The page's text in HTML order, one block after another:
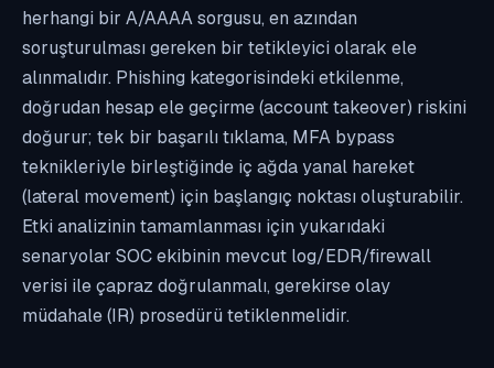
herhangi bir A/AAAA sorgusu, en azından
soruşturulması gereken bir tetikleyici olarak ele
alınmalıdır. Phishing kategorisindeki etkilenme,
doğrudan hesap ele geçirme (account takeover) riskini
doğurur; tek bir başarılı tıklama, MFA bypass
teknikleriyle birleştiğinde iç ağda yanal hareket
(lateral movement) için başlangıç noktası oluşturabilir.
Etki analizinin tamamlanması için yukarıdaki
senaryolar SOC ekibinin mevcut log/EDR/firewall
verisi ile çapraz doğrulanmalı, gerekirse olay
müdahale (IR) prosedürü tetiklenmelidir.